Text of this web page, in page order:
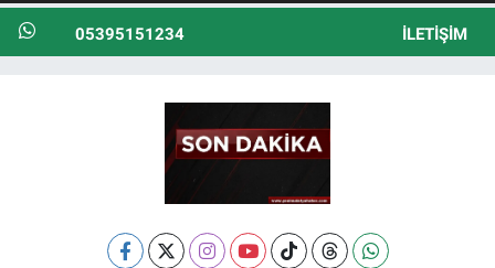
05395151234 İLETIŞIM